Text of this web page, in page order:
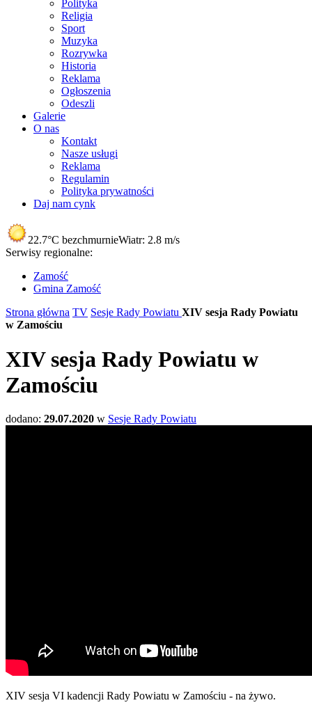
Polityka
Religia
Sport
Muzyka
Rozrywka
Historia
Reklama
Ogłoszenia
Odeszli
Galerie
O nas
Kontakt
Nasze usługi
Reklama
Regulamin
Polityka prywatności
Daj nam cynk
22.7°C bezchmurnieWiatr: 2.8 m/s
Serwisy regionalne:
Zamość
Gmina Zamość
Strona główna TV Sesje Rady Powiatu XIV sesja Rady Powiatu
w Zamościu
XIV sesja Rady Powiatu w
Zamościu
dodano: 29.07.2020 w Sesje Rady Powiatu
XIV sesja VI kadencji Rady Powiatu w Zamościu - na żywo.